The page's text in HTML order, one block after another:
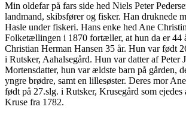
Min oldefar på fars side hed Niels Peter
landmand, skibsfører og fisker. Han druknede
Hasle under fiskeri. Hans enke hed Ane
Folketællingen i 1870 fortæller, at hun da er 44
Christian Herman Hansen 35 år. Hun var født
i Rutsker, Aahalsegård. Hun var datter af Peter
Mortensdatter, hun var ældste barn på gården,
yngre brødre, samt en lillesøster. Deres mor
født på 27.slg. i Rutsker, Krusegård som ejedes
Kruse fra 1782.